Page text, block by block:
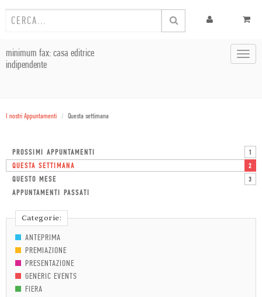
minimum fax: casa editrice
indipendente
I nostri Appuntamenti Questa settimana
PROSSIMI APPUNTAMENTI 1
QUESTA SETTIMANA 2
QUESTO MESE 3
APPUNTAMENTI PASSATI
Categorie:
ANTEPRIMA
PREMIAZIONE
PRESENTAZIONE
GENERIC EVENTS
FIERA